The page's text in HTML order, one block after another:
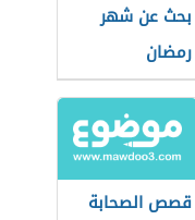
بحث عن شهر
رمضان
قصص الصحابة